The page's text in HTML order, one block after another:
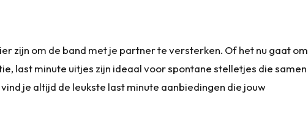
zijn om de band met je partner te versterken. Of het nu gaat om
last minute uitjes zijn ideaal voor spontane stelletjes die samen
vind je altijd de leukste last minute aanbiedingen die jouw